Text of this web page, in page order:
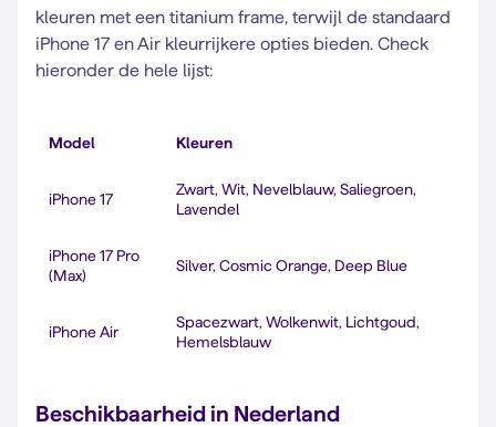
kleuren met een titanium frame, terwijl de standaard
iPhone 17 en Air kleurrijkere opties bieden. Check
hieronder de hele lijst:
Model Kleuren
iPhone 17
Zwart, Wit, Nevelblauw, Saliegroen,
Lavendel
iPhone 17 Pro
(Max)
Silver, Cosmic Orange, Deep Blue
iPhone Air
Spacezwart, Wolkenwit, Lichtgoud,
Hemelsblauw
Beschikbaarheid in Nederland